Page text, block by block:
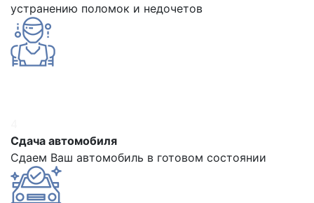
устранению поломок и недочетов
Сдача автомобиля
Сдаем Ваш автомобиль в готовом состоянии